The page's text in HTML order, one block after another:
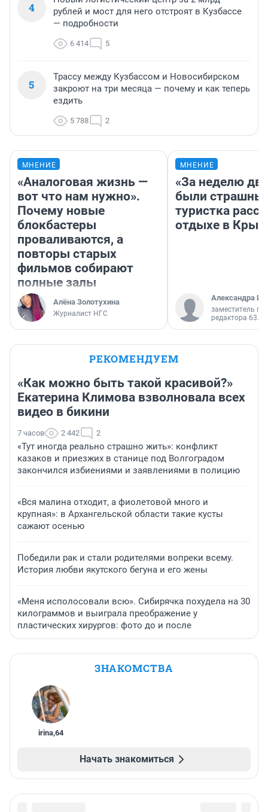
4
рублей и мост для него отстроят в Кузбассе
— подробности
6 414 5
5
Трассу между Кузбассом и Новосибирском
закроют на три месяца — почему и как теперь
ездить
5 788 2
МНЕНИЕ
«Аналоговая жизнь —
вот что нам нужно».
Почему новые
блокбастеры
проваливаются, а
повторы старых
фильмов собирают
полные залы
Алёна Золотухина
Журналист НГС
МНЕНИЕ
«За неделю
были
туристка
отдыхе в
Александра
заместитель
редактора 63.RU
РЕКОМЕНДУЕМ
«Как можно быть такой красивой?»
Екатерина Климова взволновала всех
видео в бикини
7 часов 2 442 2
«Тут иногда реально страшно жить»: конфликт
казаков и приезжих в станице под Волгоградом
закончился избиениями и заявлениями в полицию
«Вся малина отходит, а фиолетовой много и
крупная»: в Архангельской области такие кусты
сажают осенью
Победили рак и стали родителями вопреки всему.
История любви якутского бегуна и его жены
«Меня исполосовали всю». Сибирячка похудела на 30
килограммов и выиграла преображение у
пластических хирургов: фото до и после
ЗНАКОМСТВА
irina,64
Начать знакомиться